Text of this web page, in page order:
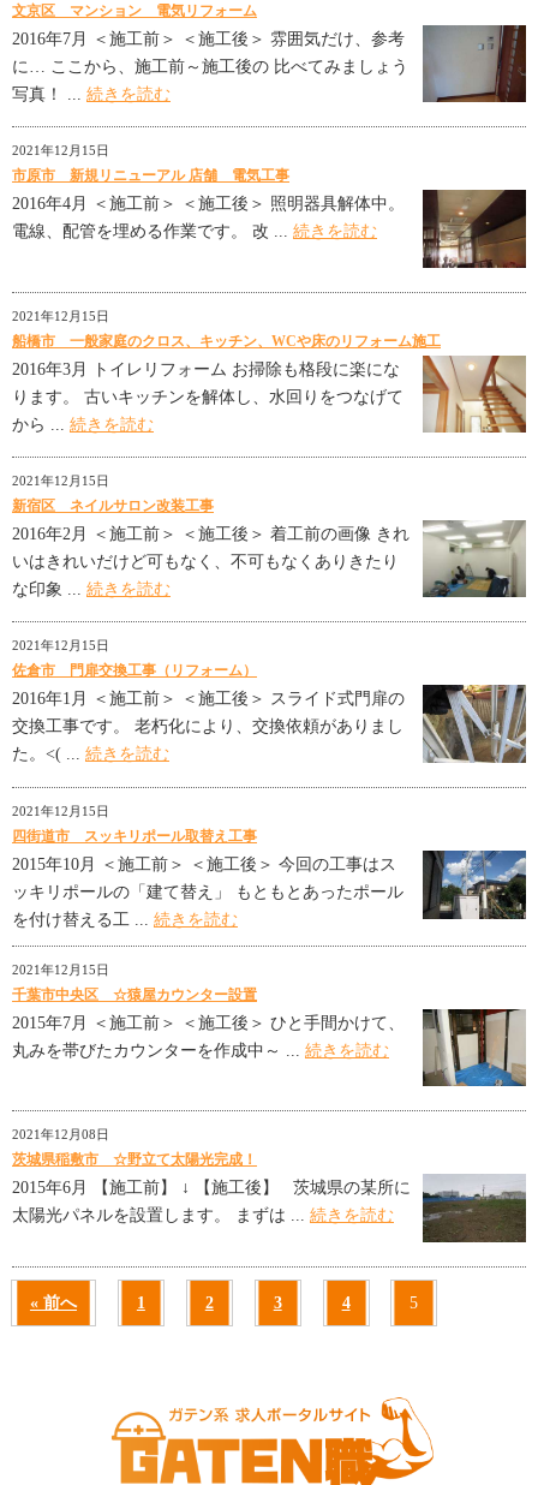
文京区 マンション 電気リフォーム
2016年7月 ＜施工前＞ ＜施工後＞ 雰囲気だけ、参考
に… ここから、施工前～施工後の 比べてみましょう
写真！ ... 続きを読む
2021年12月15日
市原市 新規リニューアル 店舗 電気工事
2016年4月 ＜施工前＞ ＜施工後＞ 照明器具解体中。
電線、配管を埋める作業です。 改 ... 続きを読む
2021年12月15日
船橋市 一般家庭のクロス、キッチン、WCや床のリフォーム施工
2016年3月 トイレリフォーム お掃除も格段に楽にな
ります。 古いキッチンを解体し、水回りをつなげて
から ... 続きを読む
2021年12月15日
新宿区 ネイルサロン改装工事
2016年2月 ＜施工前＞ ＜施工後＞ 着工前の画像 きれ
いはきれいだけど可もなく、不可もなくありきたり
な印象 ... 続きを読む
2021年12月15日
佐倉市 門扉交換工事（リフォーム）
2016年1月 ＜施工前＞ ＜施工後＞ スライド式門扉の
交換工事です。 老朽化により、交換依頼がありまし
た。<( ... 続きを読む
2021年12月15日
四街道市 スッキリポール取替え工事
2015年10月 ＜施工前＞ ＜施工後＞ 今回の工事はス
ッキリポールの「建て替え」 もともとあったポール
を付け替える工 ... 続きを読む
2021年12月15日
千葉市中央区 ☆猿屋カウンター設置
2015年7月 ＜施工前＞ ＜施工後＞ ひと手間かけて、
丸みを帯びたカウンターを作成中～ ... 続きを読む
2021年12月08日
茨城県稲敷市 ☆野立て太陽光完成！
2015年6月 【施工前】 ↓ 【施工後】 茨城県の某所に
太陽光パネルを設置します。 まずは ... 続きを読む
« 前へ 1 2 3 4 5